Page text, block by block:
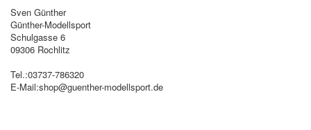
Sven Günther
Günther-Modellsport
Schulgasse 6
09306 Rochlitz
Tel.:03737-786320
E-Mail:shop@guenther-modellsport.de